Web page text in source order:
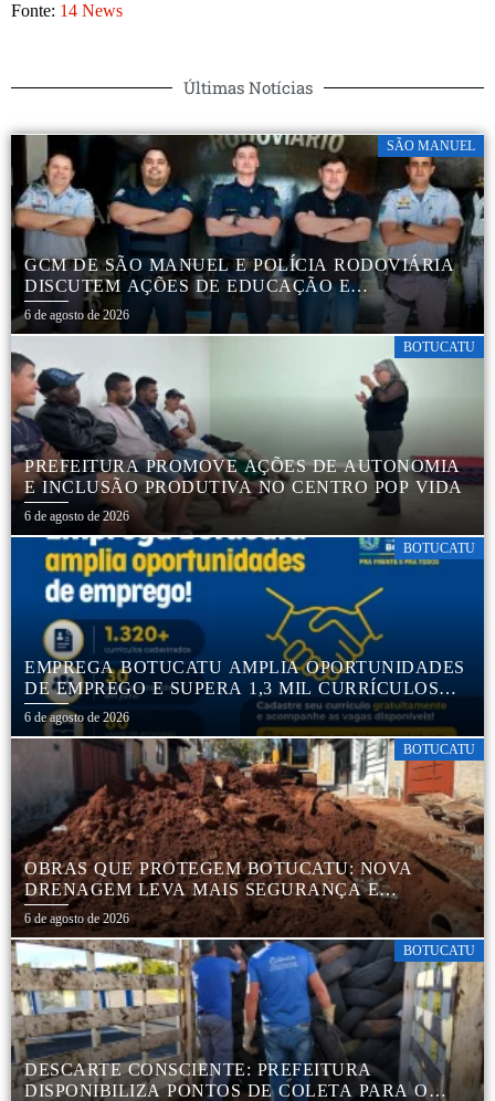
Fonte: 14 News
Últimas Notícias
SÃO MANUEL
GCM DE SÃO MANUEL E POLÍCIA RODOVIÁRIA
DISCUTEM AÇÕES DE EDUCAÇÃO E
SEGURANÇA NO TRÂNSITO
6 de agosto de 2026
BOTUCATU
PREFEITURA PROMOVE AÇÕES DE AUTONOMIA
E INCLUSÃO PRODUTIVA NO CENTRO POP VIDA
6 de agosto de 2026
BOTUCATU
EMPREGA BOTUCATU AMPLIA OPORTUNIDADES
DE EMPREGO E SUPERA 1,3 MIL CURRÍCULOS
CADASTRADOS
6 de agosto de 2026
BOTUCATU
OBRAS QUE PROTEGEM BOTUCATU: NOVA
DRENAGEM LEVA MAIS SEGURANÇA E
TRANQUILIDADE AOS MORADORES DA COHAB
5
6 de agosto de 2026
BOTUCATU
DESCARTE CONSCIENTE: PREFEITURA
DISPONIBILIZA PONTOS DE COLETA PARA O